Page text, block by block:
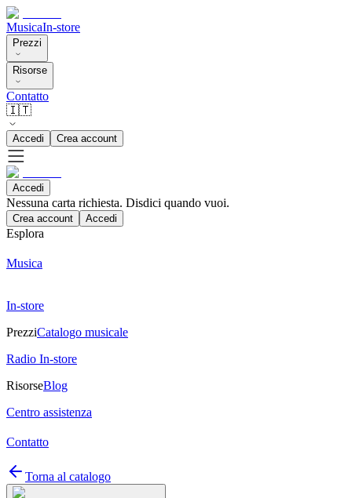
MusicaIn-store
Prezzi
Risorse
Contatto
🇮🇹
Accedi Crea account
Accedi
Nessuna carta richiesta. Disdici quando vuoi.
Crea account Accedi
Esplora
Musica
In-store
PrezziCatalogo musicale
Radio In-store
RisorseBlog
Centro assistenza
Contatto
Torna al catalogo